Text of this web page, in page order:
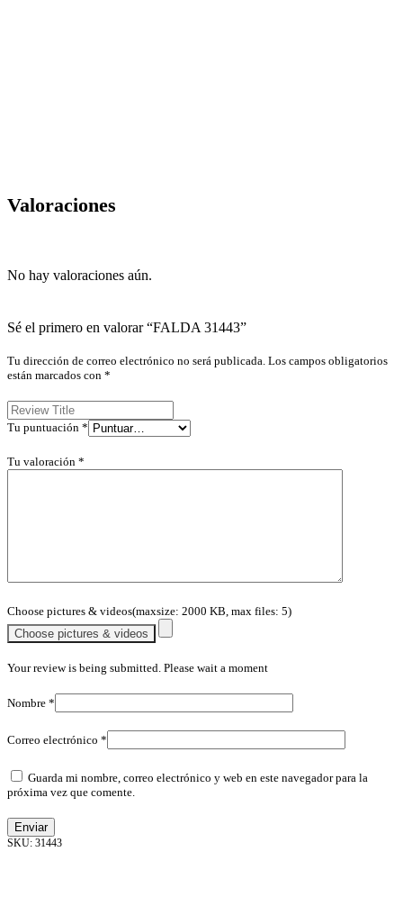
Valoraciones
No hay valoraciones aún.
Sé el primero en valorar “FALDA 31443”
Tu dirección de correo electrónico no será publicada. Los campos obligatorios
están marcados con *
Tu puntuación *
Tu valoración *
Choose pictures & videos(maxsize: 2000 KB, max files: 5)
Choose pictures & videos
Your review is being submitted. Please wait a moment
Nombre *
Correo electrónico *
Guarda mi nombre, correo electrónico y web en este navegador para la
próxima vez que comente.
31443